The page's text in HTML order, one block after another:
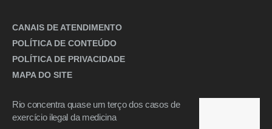
CANAIS DE ATENDIMENTO
POLÍTICA DE CONTEÚDO
POLÍTICA DE PRIVACIDADE
MAPA DO SITE
Rio concentra quase um terço dos casos de
exercício ilegal da medicina